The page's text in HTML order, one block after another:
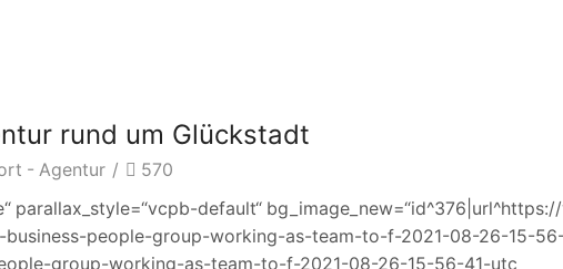
rund um Glückstadt
- Agentur /
570
parallax_style=“vcpb-default“
people-group-working-as-team-to-f-2021-08-26-15-
group-working-as-team-to-f-2021-08-26-15-56-41-utc